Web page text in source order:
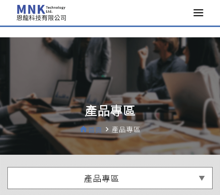
產品專區
home首頁 navigate_next 產品專區
產品專區